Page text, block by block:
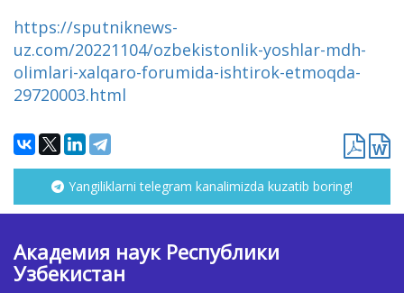
https://sputniknews-
uz.com/20221104/ozbekistonlik-yoshlar-mdh-
olimlari-xalqaro-forumida-ishtirok-etmoqda-
29720003.html
Yangiliklarni telegram kanalimizda kuzatib boring!
Академия наук Республики
Узбекистан